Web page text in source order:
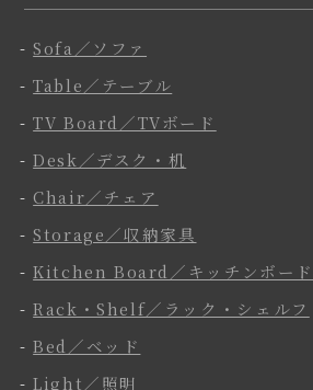
-Sofa／ソファ
-Table／テーブル
-TV Board／TVボード
-Desk／デスク・机
- Chair／チェア
-Storage／収納家具
-Kitchen Board／キッチンボード
-Rack・Shelf／ラック・シェルフ
-Bed／ベッド
-Light／照明